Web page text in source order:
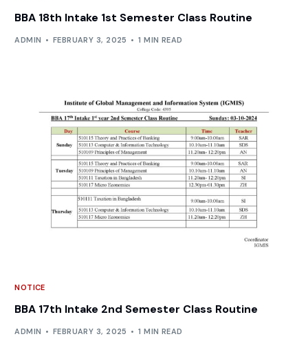
BBA 18th Intake 1st Semester Class Routine
ADMIN FEBRUARY 3, 2025 1 MIN READ
NOTICE
BBA 17th Intake 2nd Semester Class Routine
ADMIN FEBRUARY 3, 2025 1 MIN READ